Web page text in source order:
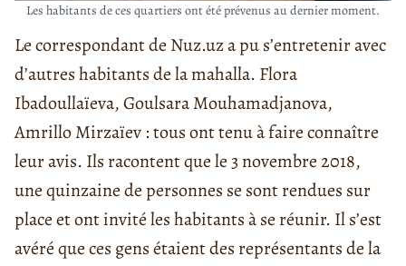
Les habitants de ces quartiers ont été prévenus au dernier moment.
Le correspondant de Nuz.uz a pu s’entretenir avec
d’autres habitants de la mahalla. Flora
Ibadoullaïeva, Goulsara Mouhamadjanova,
Amrillo Mirzaïev : tous ont tenu à faire connaître
leur avis. Ils racontent que le 3 novembre 2018,
une quinzaine de personnes se sont rendues sur
place et ont invité les habitants à se réunir. Il s’est
avéré que ces gens étaient des représentants de la